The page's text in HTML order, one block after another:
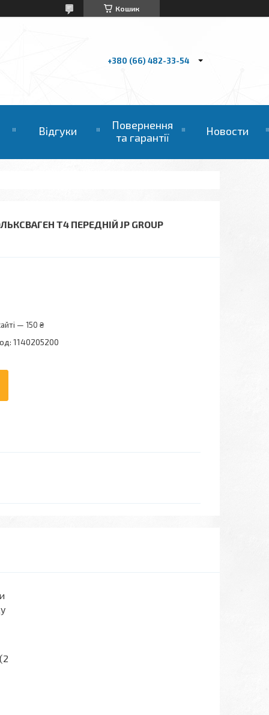
Кошик
+380 (66) 482-33-54
Відгуки
Повернення
та гарантії
Новости
Т4 ПЕРЕДНІЙ JP GROUP
— 150 ₴
1140205200